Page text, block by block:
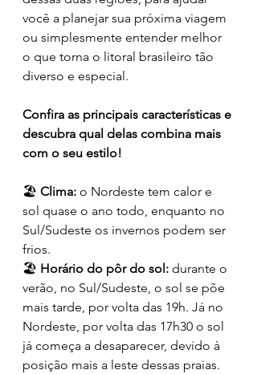
você a planejar sua próxima viagem
ou simplesmente entender melhor
o que torna o litoral brasileiro tão
diverso e especial.
Confira as principais características e
descubra qual delas combina mais
com o seu estilo!
🏖️ Clima: o Nordeste tem calor e
sol quase o ano todo, enquanto no
Sul/Sudeste os invernos podem ser
frios.
🏖️ Horário do pôr do sol: durante o
verão, no Sul/Sudeste, o sol se põe
mais tarde, por volta das 19h. Já no
Nordeste, por volta das 17h30 o sol
já começa a desaparecer, devido à
posição mais a leste dessas praias.